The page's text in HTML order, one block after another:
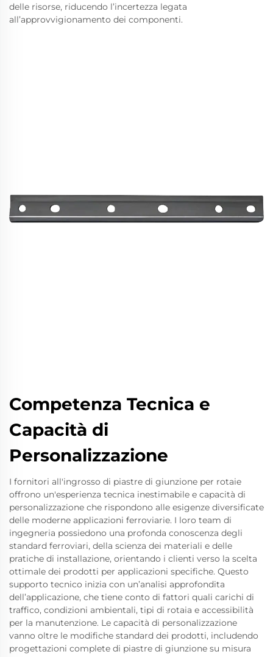
delle risorse, riducendo l’incertezza legata
all’approvvigionamento dei componenti.
Competenza Tecnica e
Capacità di
Personalizzazione
I fornitori all'ingrosso di piastre di giunzione per rotaie
offrono un'esperienza tecnica inestimabile e capacità di
personalizzazione che rispondono alle esigenze diversificate
delle moderne applicazioni ferroviarie. I loro team di
ingegneria possiedono una profonda conoscenza degli
standard ferroviari, della scienza dei materiali e delle
pratiche di installazione, orientando i clienti verso la scelta
ottimale dei prodotti per applicazioni specifiche. Questo
supporto tecnico inizia con un’analisi approfondita
dell’applicazione, che tiene conto di fattori quali carichi di
traffico, condizioni ambientali, tipi di rotaia e accessibilità
per la manutenzione. Le capacità di personalizzazione
vanno oltre le modifiche standard dei prodotti, includendo
progettazioni complete di piastre di giunzione su misura